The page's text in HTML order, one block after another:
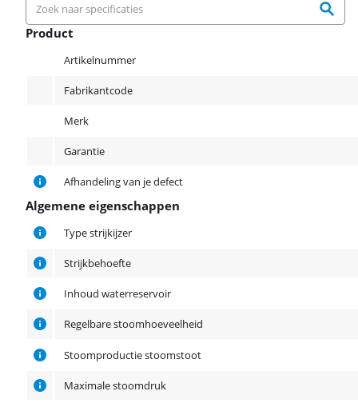
Product
Artikelnummer
Fabrikantcode
Merk
Garantie
Afhandeling van je defect
Algemene eigenschappen
Algemene eigenschappen
Type strijkijzer
Strijkbehoefte
Inhoud waterreservoir
Regelbare stoomhoeveelheid
Stoomproductie stoomstoot
Maximale stoomdruk